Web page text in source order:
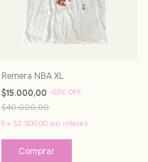
Remera NBA XL
$15.000,00 -63% OFF
$40.000,00
6 x $2.500,00 sin interés